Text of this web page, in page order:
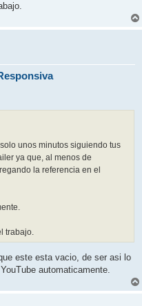
unos minutos siguiendo tus
ya que, al menos de
la referencia en el
trabajo.
este esta vacio, de ser asi lo
automaticamente.